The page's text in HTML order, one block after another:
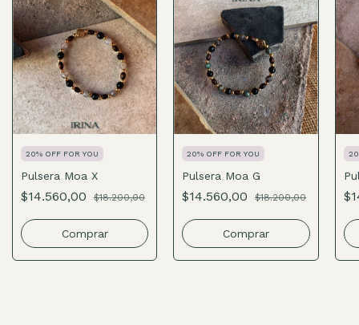
20% OFF FOR YOU
Pulsera Moa X
$14.560,00 $18.200,00
Comprar
20% OFF FOR YOU
Pulsera Moa G
$14.560,00 $18.200,00
Comprar